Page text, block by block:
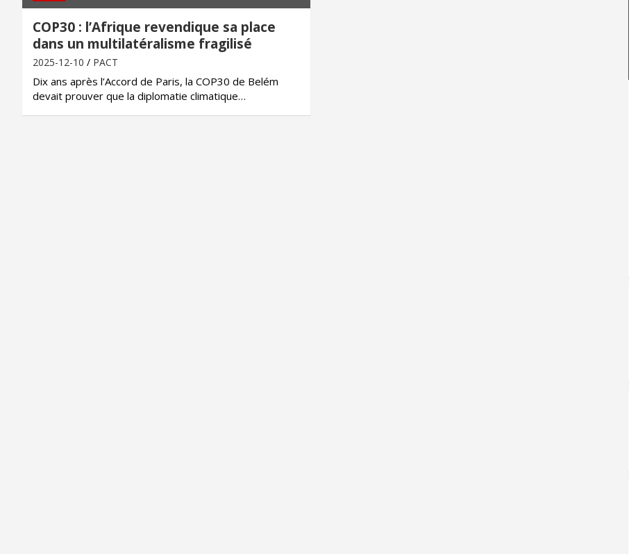
COP30 : l’Afrique revendique sa place
dans un multilatéralisme fragilisé
2025-12-10 PACT
Dix ans après l’Accord de Paris, la COP30 de Belém
devait prouver que la diplomatie climatique…